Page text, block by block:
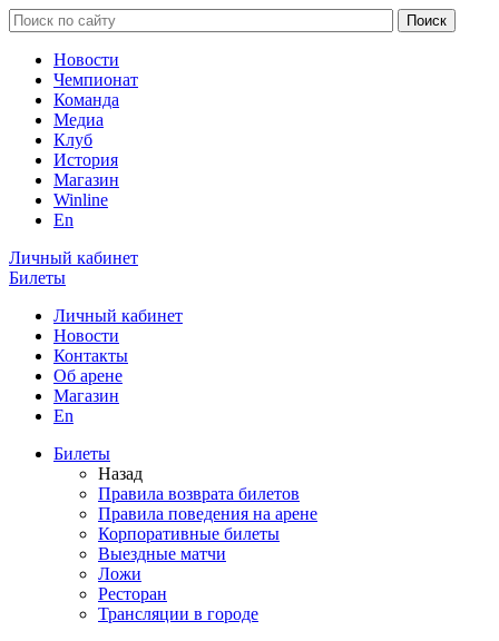
Новости
Чемпионат
Команда
Медиа
Клуб
История
Магазин
Winline
En
Личный кабинет
Билеты
Личный кабинет
Новости
Контакты
Об арене
Магазин
En
Билеты
Назад
Правила возврата билетов
Правила поведения на арене
Корпоративные билеты
Выездные матчи
Ложи
Ресторан
Трансляции в городе